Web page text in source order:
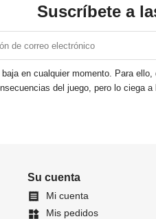
Suscríbete a
baja en cualquier momento. Para
del juego, pero lo ciega
Su cuenta
 Mi cuenta
widgets Mis pedidos